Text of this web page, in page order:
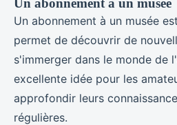
Un abonnement à un musée
permet de découvrir de
s'immerger dans le monde de
excellente idée pour les
approfondir leurs
régulières.